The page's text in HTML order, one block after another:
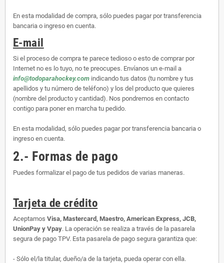
En esta modalidad de compra, sólo puedes pagar por transferencia
bancaria o ingreso en cuenta.
E-mail
Si el proceso de compra te parece tedioso o esto de comprar por
Internet no es lo tuyo, no te preocupes. Envíanos un e-mail a
info@todoparahockey.com indicando tus datos (tu nombre y tus
apellidos y tu número de teléfono) y los del producto que quieres
(nombre del producto y cantidad). Nos pondremos en contacto
contigo para poner en marcha tu pedido.
En esta modalidad, sólo puedes pagar por transferencia bancaria o
ingreso en cuenta.
2.- Formas de pago
Puedes formalizar el pago de tus pedidos de varias maneras.
Tarjeta de crédito
Aceptamos Visa, Mastercard, Maestro, American Express, JCB,
UnionPay y Vpay. La operación se realiza a través de la pasarela
segura de pago TPV. Esta pasarela de pago segura garantiza que:
- Sólo el/la titular, dueño/a de la tarjeta, pueda operar con ella.